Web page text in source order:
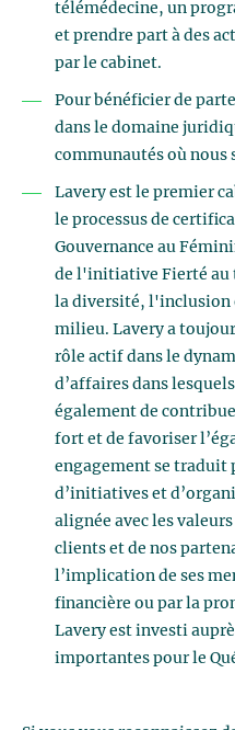
télémédecine, un
et prendre part à des
par le cabinet.
Pour bénéficier de
dans le domaine
communautés où nous
Lavery est le premier
le processus de
Gouvernance au
de l'initiative Fierté au
la diversité, l'inclusion
milieu. Lavery a
rôle actif dans le
d’affaires dans
également de
fort et de favoriser
engagement se traduit
d’initiatives et
alignée avec les
clients et de nos
l’implication de ses
financière ou par la
Lavery est investi
importantes pour le